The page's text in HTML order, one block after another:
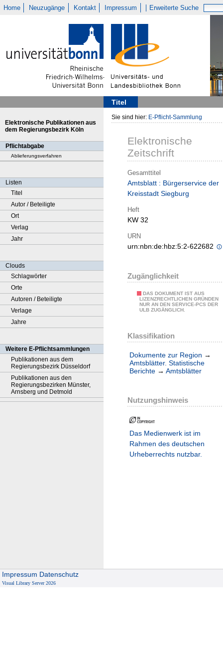
Home Neuzugänge Kontakt Impressum Erweiterte Suche
Titel
Elektronische Publikationen aus
dem Regierungsbezirk Köln
Pflichtabgabe
Ablieferungsverfahren
Listen
Titel
Autor / Beteiligte
Ort
Verlag
Jahr
Clouds
Schlagwörter
Orte
Autoren / Beteiligte
Verlage
Jahre
Weitere E-Pflichtsammlungen
Publikationen aus dem
Regierungsbezirk Düsseldorf
Publikationen aus den
Regierungsbezirken Münster,
Arnsberg und Detmold
Sie sind hier: E-Pflicht-Sammlung
Elektronische
Zeitschrift
Gesamttitel
Amtsblatt : Bürgerservice der
Kreisstadt Siegburg
Heft
KW 32
URN
urn:nbn:de:hbz:5:2-622682
Zugänglichkeit
DAS DOKUMENT IST AUS
LIZENZRECHTLICHEN GRÜNDEN
NUR AN DEN SERVICE-PCS DER
ULB ZUGÄNGLICH.
Klassifikation
Dokumente zur Region →
Amtsblätter. Statistische
Berichte → Amtsblätter
Nutzungshinweis
Das Medienwerk ist im
Rahmen des deutschen
Urheberrechts nutzbar.
Impressum Datenschutz
Visual Library Server 2026